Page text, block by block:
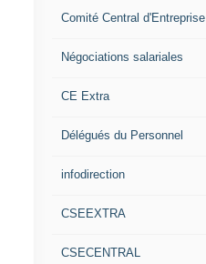
Comité Central d'Entreprise
Négociations salariales
CE Extra
Délégués du Personnel
infodirection
CSEEXTRA
CSECENTRAL